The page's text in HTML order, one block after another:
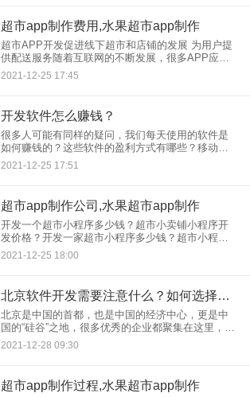
超市app制作费用,水果超市app制作
超市APP开发促进线下超市和店铺的发展 为用户提
供配送服务随着互联网的不断发展，很多APP应用
出现在人们的生活中，给人们的生活带来了一定的
便利。其中之一就是线上超市App开发，用户可以在
2021-12-25 17:45
开发软件怎么赚钱？
很多人可能有同样的疑问，我们每天使用的软件是
如何赚钱的？这些软件的盈利方式有哪些？移动互
联网的快速发展也推动了移动应用的发展，一些品
牌、视频、工具、电商app应运而生。那么这些软件
2021-12-25 17:51
超市app制作公司,水果超市app制作
开发一个超市小程序多少钱？超市小卖铺小程序开
发价格？开发一家超市小程序多少钱？超市小程序
开发价格？店 刚刚上市一年多的小程序，价格，没
有市场。虽然各地涌现了很多开发平台(一些公司平
2021-12-25 18:00
北京软件开发需要注意什么？如何选择靠谱的北京软件开发公司？
北京是中国的首都，也是中国的经济中心，更是中
国的“硅谷”之地，很多优秀的企业都聚集在这里，包
括很多软件开发公司。在北京这一线城市，软件开
发需求旺盛，那你知道北京软件开发需要注意什么
2021-12-28 09:30
超市app制作过程,水果超市app制作